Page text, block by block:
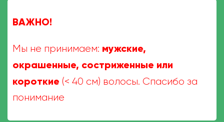
ВАЖНО!
Мы не принимаем: мужские,
окрашенные, состриженные или
короткие (< 40 см) волосы. Спасибо за
понимание